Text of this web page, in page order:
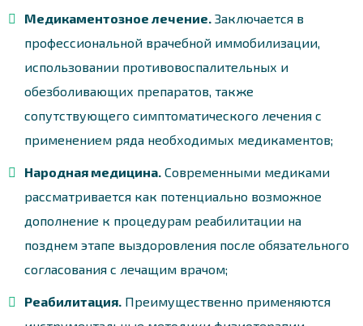
Медикаментозное лечение. Заключается в
профессиональной врачебной иммобилизации,
использовании противовоспалительных и
обезболивающих препаратов, также
сопутствующего симптоматического лечения с
применением ряда необходимых медикаментов;
Народная медицина. Современными медиками
рассматривается как потенциально возможное
дополнение к процедурам реабилитации на
позднем этапе выздоровления после обязательного
согласования с лечащим врачом;
Реабилитация. Преимущественно применяются